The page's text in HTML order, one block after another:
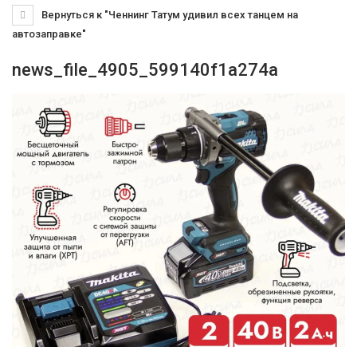
Вернуться к "Ченнинг Татум удивил всех танцем на
автозаправке"
news_file_4905_599140f1a274a